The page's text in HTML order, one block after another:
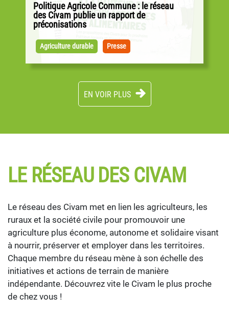
Politique Agricole Commune : le réseau
des Civam publie un rapport de
préconisations
débuté sur la base des propositions de la
Commission européenne, les Civam publient...
Agriculture durable Presse
EN VOIR PLUS
LE RÉSEAU DES CIVAM
Le réseau des Civam met en lien les agriculteurs, les
ruraux et la société civile pour promouvoir une
agriculture plus économe, autonome et solidaire visant
à nourrir, préserver et employer dans les territoires.
Chaque membre du réseau mène à son échelle des
initiatives et actions de terrain de manière
indépendante. Découvrez vite le Civam le plus proche
de chez vous !